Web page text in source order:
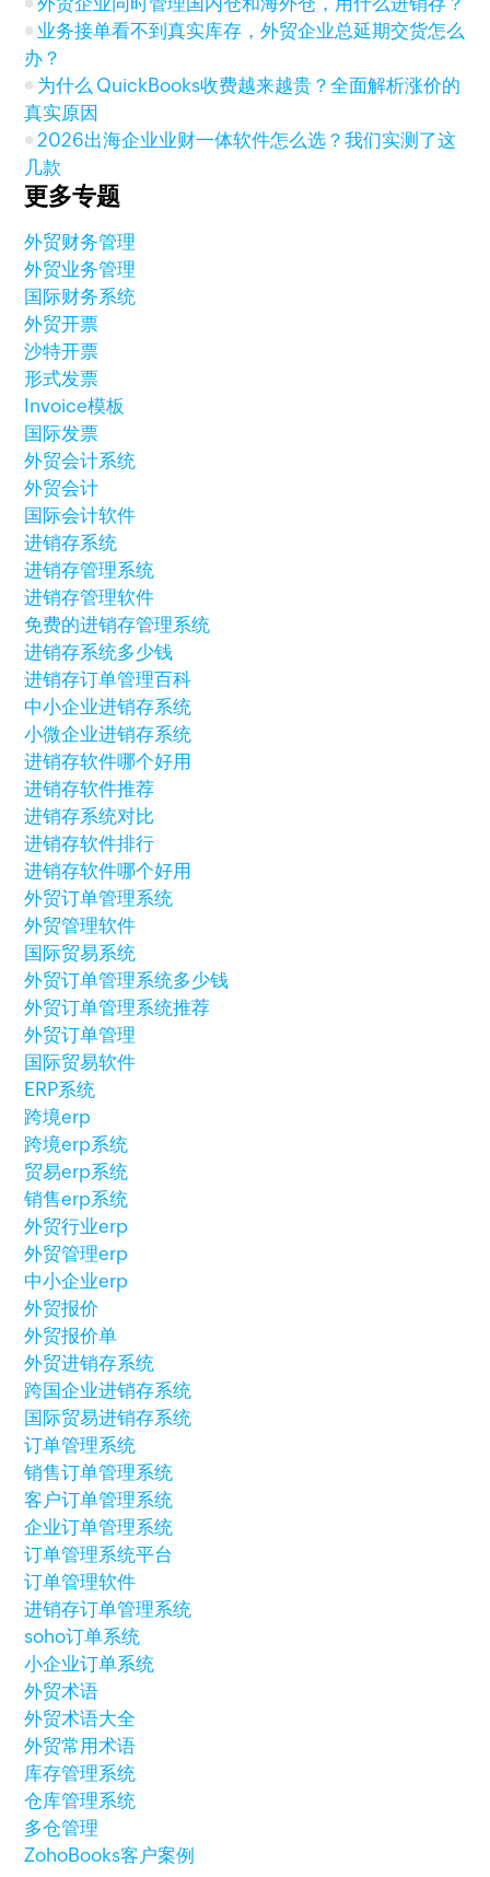
业务接单看不到真实库存，外贸企业总延期交货怎么
办？
为什么 QuickBooks收费越来越贵？全面解析涨价的
真实原因
2026出海企业业财一体软件怎么选？我们实测了这
几款
更多专题
外贸财务管理
外贸业务管理
国际财务系统
外贸开票
沙特开票
形式发票
Invoice模板
国际发票
外贸会计系统
外贸会计
国际会计软件
进销存系统
进销存管理系统
进销存管理软件
免费的进销存管理系统
进销存系统多少钱
进销存订单管理百科
中小企业进销存系统
小微企业进销存系统
进销存软件哪个好用
进销存软件推荐
进销存系统对比
进销存软件排行
进销存软件哪个好用
外贸订单管理系统
外贸管理软件
国际贸易系统
外贸订单管理系统多少钱
外贸订单管理系统推荐
外贸订单管理
国际贸易软件
ERP系统
跨境erp
跨境erp系统
贸易erp系统
销售erp系统
外贸行业erp
外贸管理erp
中小企业erp
外贸报价
外贸报价单
外贸进销存系统
跨国企业进销存系统
国际贸易进销存系统
订单管理系统
销售订单管理系统
客户订单管理系统
企业订单管理系统
订单管理系统平台
订单管理软件
进销存订单管理系统
soho订单系统
小企业订单系统
外贸术语
外贸术语大全
外贸常用术语
库存管理系统
仓库管理系统
多仓管理
ZohoBooks客户案例